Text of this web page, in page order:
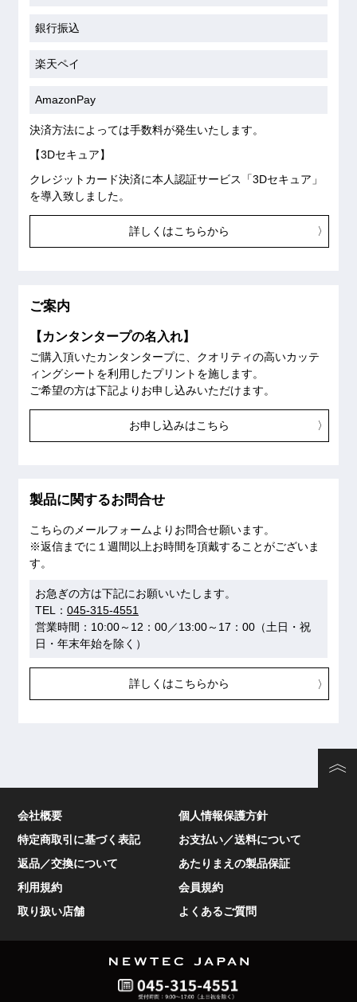
銀行振込
楽天ペイ
AmazonPay
決済方法によっては手数料が発生いたします。
【3Dセキュア】
クレジットカード決済に本人認証サービス「3Dセキュア」
を導入致しました。
詳しくはこちらから
ご案内
【カンタンタープの名入れ】
ご購入頂いたカンタンタープに、クオリティの高いカッテ
ィングシートを利用したプリントを施します。
ご希望の方は下記よりお申し込みいただけます。
お申し込みはこちら
製品に関するお問合せ
こちらのメールフォームよりお問合せ願います。
※返信までに１週間以上お時間を頂戴することがございま
す。
お急ぎの方は下記にお願いいたします。
TEL： 045-315-4551
営業時間：10:00～12：00／13:00～17：00（土日・祝
日・年末年始を除く）
詳しくはこちらから
会社概要
個人情報保護方針
特定商取引に基づく表記
お支払い／送料について
返品／交換について
あたりまえの製品保証
利用規約
会員規約
取り扱い店舗
よくあるご質問